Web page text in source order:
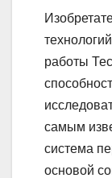
работы
самым
система
основой